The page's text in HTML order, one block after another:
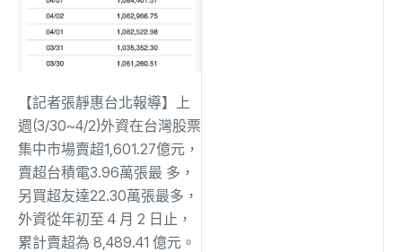
【記者張靜惠台北報導】上
週(3/30~4/2)外資在台灣股票
集中市場賣超1,601.27億元，
賣超台積電3.96萬張最 多，
另買超友達22.30萬張最多，
外資從年初至 4 月 2 日止，
累計賣超為 8,489.41 億元。